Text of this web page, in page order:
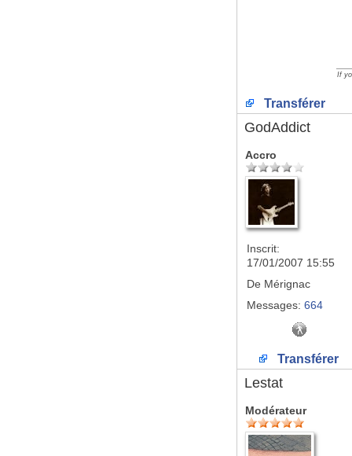
If
Transférer
GodAddict
Accro
Inscrit:
17/01/2007 15:55
De Mérignac
Messages: 664
Transférer
Lestat
Modérateur